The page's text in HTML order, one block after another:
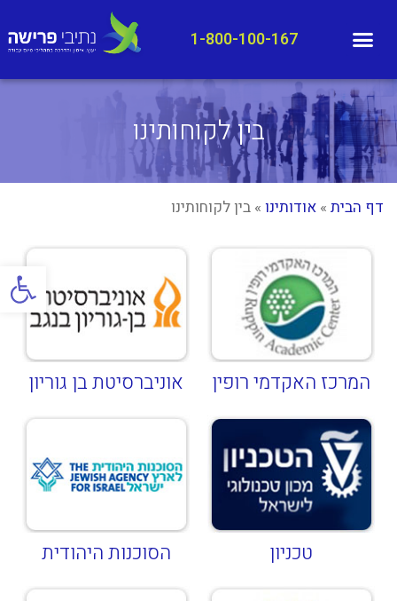
פתח
1-800-100-167
בין לקוחותינו
דף הבית » אודותינו » בין לקוחותינו
המרכז האקדמי רופין
טכניון
אוניברסיטת בן גוריון
הסוכנות היהודית